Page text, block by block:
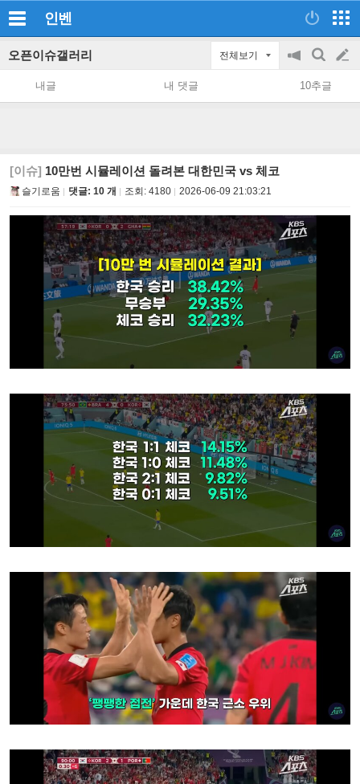
인벤
오픈이슈갤러리 전체보기
공
지
on/off
검
색
글
쓰
내글 내 댓글 10추글
[이슈] 10만번 시뮬레이션 돌려본 대한민국 vs 체코
슬기로움 댓글: 10 개 조회: 4180 2026-06-09 21:03:21